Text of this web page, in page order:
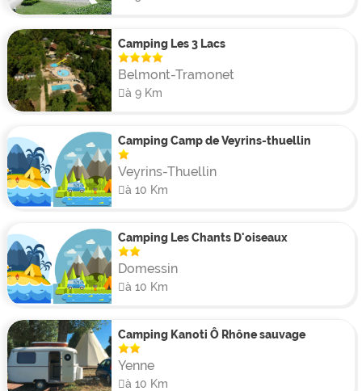
olympiades seront organisées pour eux et ils pourront
même préparer un spectacle qu’ils présenteront par la
suite à l’ensemble des vacanciers. Les journées se
termineront sur une note de convivialité grâce aux
Camping Les 3 Lacs
Belmont-Tramonet
à 9 Km
Camping Camp de Veyrins-thuellin
Veyrins-Thuellin
à 10 Km
Camping Les Chants D'oiseaux
Domessin
à 10 Km
Camping Kanoti Ô Rhône sauvage
Yenne
à 10 Km